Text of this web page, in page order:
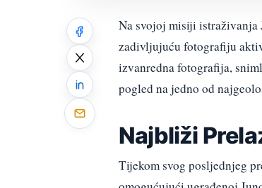
Na svojoj misiji istraživanja
zadivljujuću fotografiju
izvanredna fotografija,
pogled na jedno od
Najbliži
Tijekom svog posljednjeg